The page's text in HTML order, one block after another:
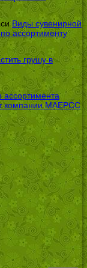
Виды сувенирной
ассортименту
грушу в
ассортимента
компании МАЕРСС